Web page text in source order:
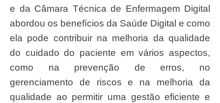
e da Câmara Técnica de Enfermagem Digital
abordou os benefícios da Saúde Digital e como
ela pode contribuir na melhoria da qualidade
do cuidado do paciente em vários aspectos,
como na prevenção de erros, no
gerenciamento de riscos e na melhoria da
qualidade ao permitir uma gestão eficiente e